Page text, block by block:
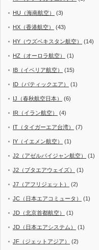
HU（海南航空） (3)
HX（香港航空） (43)
HY（ウズベキスタン航空） (14)
HZ（オーロラ航空） (1)
IB（イベリア航空） (15)
ID（バティックエア） (1)
IJ（春秋航空日本） (6)
IR（イラン航空） (4)
IT（タイガーエア台湾） (7)
IY（イエメン航空） (1)
J2（アゼルバイジャン航空） (1)
J2（ブタエアウェイズ） (1)
J7（アフリジェット） (2)
JC（日本エアコミュータ） (1)
JD（北京首都航空） (1)
JD（日本エアシステム） (1)
JF（ジェットアジア） (2)